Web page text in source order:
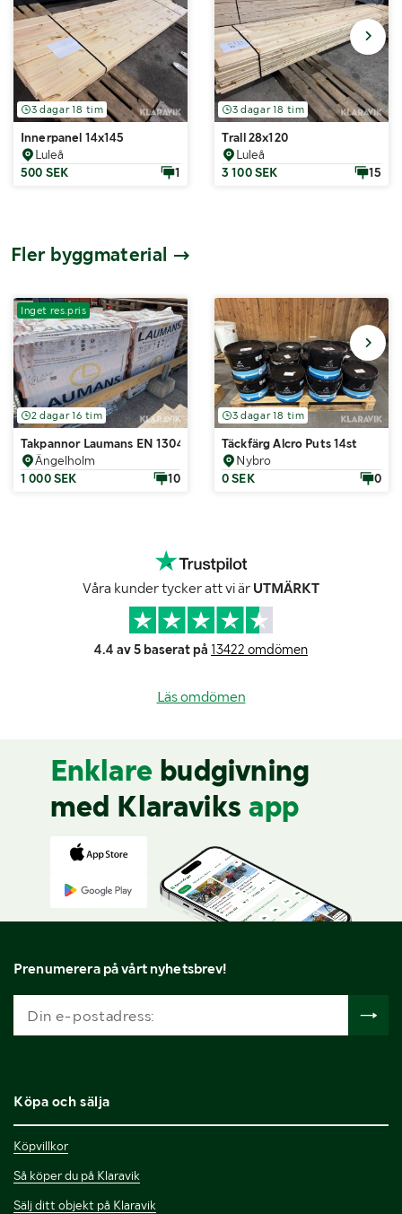
3 dagar 18 tim
Innerpanel 14x145
Luleå
500 SEK
1
3 dagar 18 tim
Trall 28x120
Luleå
3 100 SEK
15
Fler byggmaterial
Inget res.pris
2 dagar 16 tim
Takpannor Laumans EN 1304
Ängelholm
1 000 SEK
10
3 dagar 18 tim
Täckfärg Alcro Puts 14st
Nybro
0 SEK
0
Våra kunder tycker att vi är UTMÄRKT
4.4 av 5 baserat på 13422 omdömen
Läs omdömen
Enklare budgivning
med Klaraviks app
Prenumerera på vårt nyhetsbrev!
Köpa och sälja
Köpvillkor
Så köper du på Klaravik
Sälj ditt objekt på Klaravik